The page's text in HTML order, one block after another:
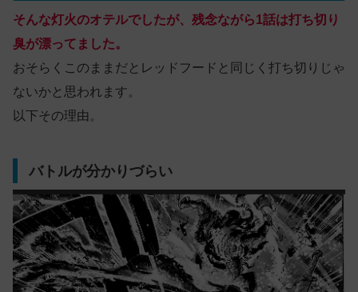
そんな灯火のオテルでしたが、残念ながら1話は打ち切り
臭が漂ってました。
おそらくこのままだとレッドフードと同じく打ち切りじゃ
ないかと思われます。
以下その理由。
バトルが分かりづらい